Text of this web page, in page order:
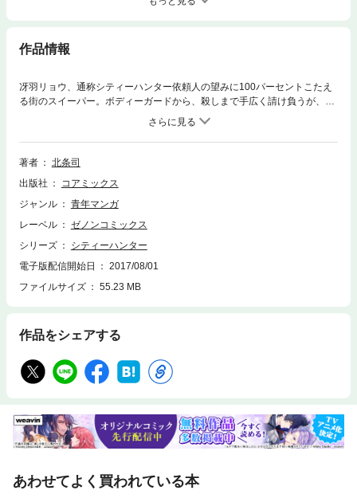
作品情報
冴羽リョウ、通称シティーハンター依頼人の望みに100パーセントこたえ
る街のスイーパー。ボディーガードから、殺しまで手広く請け負うが、依
頼は美女絡みか、依頼人の本音に「心が震えた時」しか受けない。今は亡
き親友の妹、槇村香をパートナーに病んだ都会の闇に蠢く悪を撃つ！！Co
mplete editionでは…・雑誌掲載当時のカラーページを完全再現！！・過
去のコミックスにて未収録ページも復活収録！！
著者
北条司
出版社
コアミックス
ジャンル
青年マンガ
レーベル
ゼノンコミックス
シリーズ
シティーハンター
電子版配信開始日
2017/08/01
ファイルサイズ
55.23 MB
作品をシェアする
あわせてよく買われている本